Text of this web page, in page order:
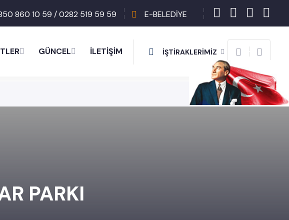
860 10 59 / 0282 519 59 59 E-BELEDİYE
GÜNCEL İLETİŞİM İŞTİRAKLERİMİZ
PARKI